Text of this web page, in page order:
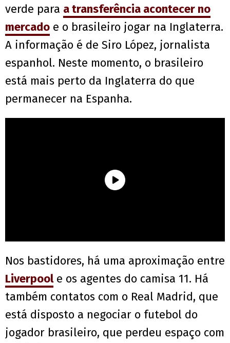
verde para a transferência acontecer no
mercado e o brasileiro jogar na Inglaterra.
A informação é de Siro López, jornalista
espanhol. Neste momento, o brasileiro
está mais perto da Inglaterra do que
permanecer na Espanha.
Nos bastidores, há uma aproximação entre
Liverpoole os agentes do camisa 11. Há
também contatos com o Real Madrid, que
está disposto a negociar o futebol do
jogador brasileiro, que perdeu espaço com